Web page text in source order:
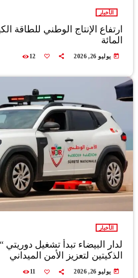
الأخبار
المائة
today يوليو 26, 2026 12
الأخبار
لدار البيضاء تبدأ تشغيل دوريتي
الذكيتين لتعزيز الأمن الميداني
today يوليو 26, 2026 11